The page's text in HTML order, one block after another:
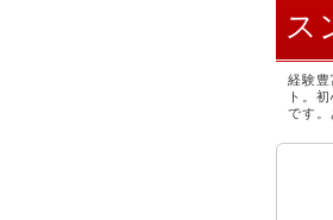
ス
経験豊
ト。
です。